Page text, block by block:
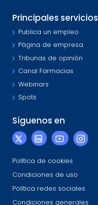
Principales servicios
Publica un empleo
Página de empresa
Tribunas de opinión
Canal Farmacias
Webinars
Spots
Síguenos en
Política de cookies
Condiciones de uso
Política redes sociales
Condiciones generales